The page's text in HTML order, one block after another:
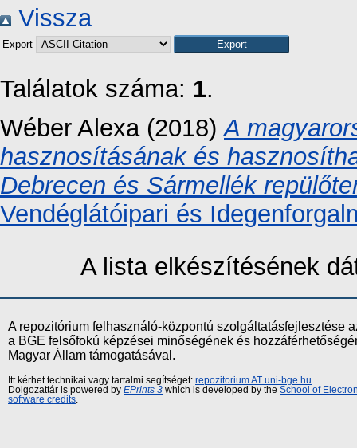
Vissza
Export
Találatok száma: 1.
Wéber Alexa (2018)A
hasznosításának és
Debrecen és Sármellék
Vendéglátóipari és
A lista elkészítésének
A repozitórium felhasználó-központú szolgáltatásfejlesztése
a BGE felsőfokú képzései minőségének és
Magyar Állam támogatásával.
Itt kérhet technikai vagy tartalmi segítséget: repozitorium AT uni-bge.hu
Dolgozattár is powered by EPrints 3 which is developed by the School of
software credits